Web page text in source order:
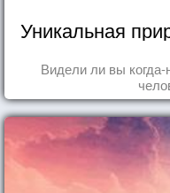
Уникальная
Видели ли вы